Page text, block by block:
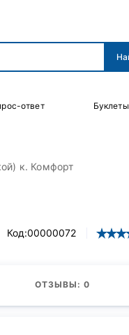
ответ Буклеты
к. Комфорт
Код:00000072
ОТЗЫВЫ: 0